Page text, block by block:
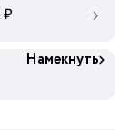
₽
Намекнуть